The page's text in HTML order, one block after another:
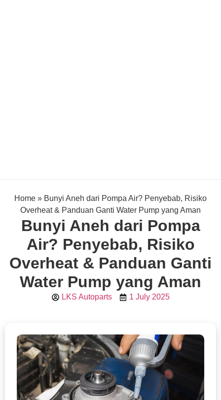
Home » Bunyi Aneh dari Pompa Air? Penyebab, Risiko
Overheat & Panduan Ganti Water Pump yang Aman
Bunyi Aneh dari Pompa
Air? Penyebab, Risiko
Overheat & Panduan Ganti
Water Pump yang Aman
LKS Autoparts 1 July 2025